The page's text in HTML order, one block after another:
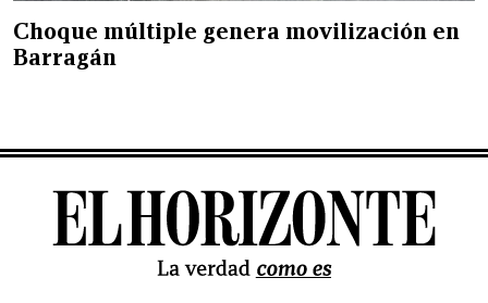
Choque múltiple genera movilización en
Barragán